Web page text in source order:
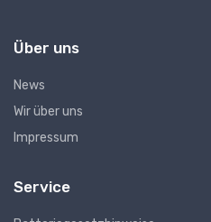
Über uns
News
Wir über uns
Impressum
Service